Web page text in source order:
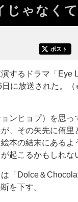
じゃなくて
ポスト
するドラマ「Eye
に放送された。
ンヒョプ）を思っ
が、その矢先に侑
本の結末にあるよ
起こるかもしれな
「Dolce＆
を下す。